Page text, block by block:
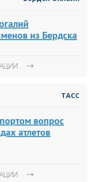
из Бердска
ТАСС
вопрос
атлетов